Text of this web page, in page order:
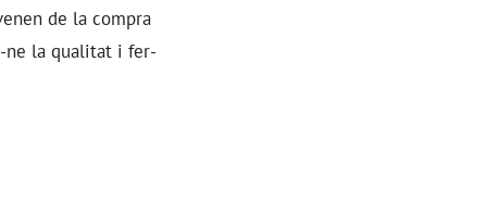
de la compra
ne la qualitat i fer-